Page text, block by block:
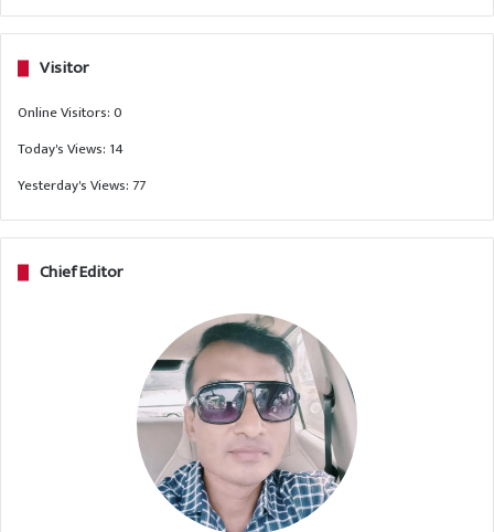
Visitor
Online Visitors:0
Today's Views: 14
Yesterday's Views: 77
Chief Editor